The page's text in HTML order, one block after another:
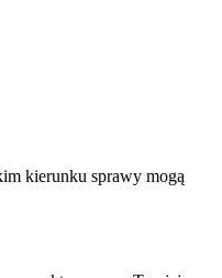
kierunku sprawy mogą